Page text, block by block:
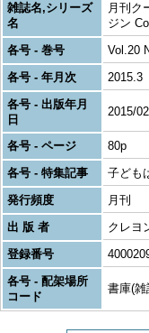
雑誌名,シリーズ
名
月刊ク
ジン
各号 - 巻号
Vol.20
各号 - 年月次
2015.3
各号 - 出版年月
日
2015/
各号 - ページ
80p
各号 - 特集記事
子ども
発行頻度
月刊
出 版 者
クレヨ
登録番号
各号 - 配架場所
コード
書庫(雑